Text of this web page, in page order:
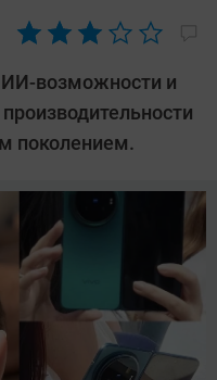
ИИ-возможности и
поколением.